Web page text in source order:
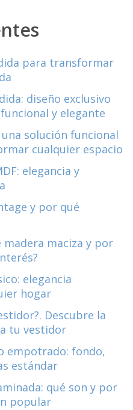
para transformar
diseño exclusivo
y elegante
solución funcional
cualquier espacio
elegancia y
y por qué
madera maciza y por
elegancia
hogar
Descubre la
tu vestidor
empotrado: fondo,
estándar
qué son y por
popular